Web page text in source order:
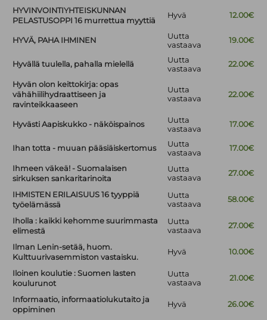
HYVINVOINTIYHTEISKUNNAN
PELASTUSOPPI 16 murrettua myyttiä
Hyvä 12.00€
HYVÄ, PAHA IHMINEN
Uutta
vastaava
19.00€
Hyvällä tuulella, pahalla mielellä
Uutta
vastaava
22.00€
Hyvän olon keittokirja: opas
vähähiilihydraattiseen ja
ravinteikkaaseen
Uutta
vastaava
22.00€
Hyvästi Aapiskukko - näköispainos
Uutta
vastaava
17.00€
Ihan totta - muuan pääsiäiskertomus
Uutta
vastaava
17.00€
Ihmeen väkeä! - Suomalaisen
sirkuksen sankaritarinoita
Uutta
vastaava
27.00€
IHMISTEN ERILAISUUS 16 tyyppiä
työelämässä
Uutta
vastaava
58.00€
Iholla : kaikki kehomme suurimmasta
elimestä
Uutta
vastaava
27.00€
Ilman Lenin-setää, huom.
Kulttuurivasemmiston vastaisku.
Hyvä 10.00€
Iloinen koulutie : Suomen lasten
koulurunot
Uutta
vastaava
21.00€
Informaatio, informaatiolukutaito ja
oppiminen
Hyvä 26.00€